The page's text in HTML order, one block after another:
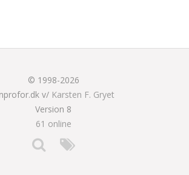
© 1998-2026
v/ Karsten F. Gryet
Version 8
61 online